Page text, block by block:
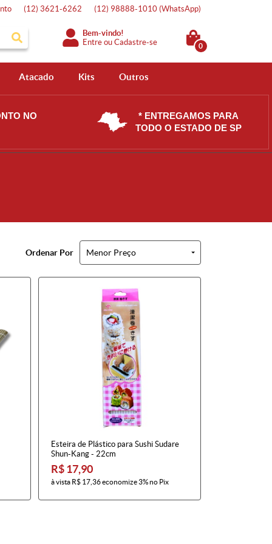
(12) 3621-6262 (12) 98888-1010 (WhatsApp)
Bem-vindo!
Entre ouCadastre-se 0
Atacado Kits Outros
NO
* ENTREGAMOS PARA
TODO O ESTADO DE SP
Ordenar Por Menor Preço
Esteira de Plástico para Sushi Sudare
Shun-Kang - 22cm
R$ 17,90
à vista R$ 17,36economize3%no Pix